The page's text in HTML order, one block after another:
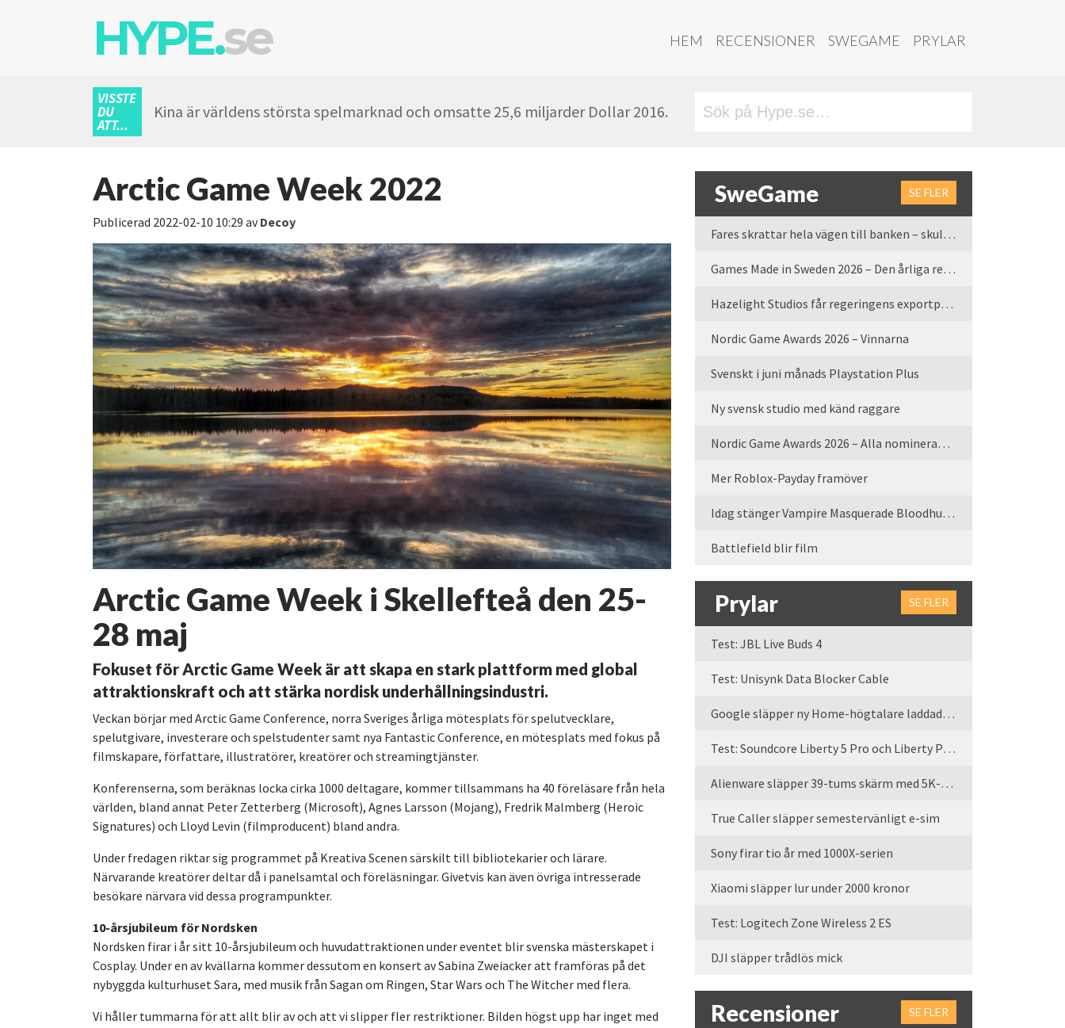
HYPE.se HEM RECENSIONER SWEGAME PRYLAR
VISSTE
DU
ATT...
Kina är världens största spelmarknad och omsatte 25,6 miljarder Dollar 2016.
Arctic Game Week 2022
Publicerad 2022-02-10 10:29 avDecoy
Arctic Game Week i Skellefteå den 25-
28 maj
Fokuset för Arctic Game Week är att skapa en stark plattform med global
attraktionskraft och att stärka nordisk underhållningsindustri.
Veckan börjar med Arctic Game Conference, norra Sveriges årliga mötesplats för spelutvecklare,
spelutgivare, investerare och spelstudenter samt nya Fantastic Conference, en mötesplats med fokus på
filmskapare, författare, illustratörer, kreatörer och streamingtjänster.
Konferenserna, som beräknas locka cirka 1000 deltagare, kommer tillsammans ha 40 föreläsare från hela
världen, bland annat Peter Zetterberg (Microsoft), Agnes Larsson (Mojang), Fredrik Malmberg (Heroic
Signatures) och Lloyd Levin (filmproducent) bland andra.
Under fredagen riktar sig programmet på Kreativa Scenen särskilt till bibliotekarier och lärare.
Närvarande kreatörer deltar då i panelsamtal och föreläsningar. Givetvis kan även övriga intresserade
besökare närvara vid dessa programpunkter.
10-årsjubileum för Nordsken
Nordsken firar i år sitt 10-årsjubileum och huvudattraktionen under eventet blir svenska mästerskapet i
Cosplay. Under en av kvällarna kommer dessutom en konsert av Sabina Zweiacker att framföras på det
nybyggda kulturhuset Sara, med musik från Sagan om Ringen, Star Wars och The Witcher med flera.
Vi håller tummarna för att allt blir av och att vi slipper fler restriktioner. Bilden högst upp har inget med
SweGame SE FLER
Fares skrattar hela vägen till banken – skulle vi tro
Games Made in Sweden 2026 – Den årliga rean är tillbaka
Hazelight Studios får regeringens exportpris 2025
Nordic Game Awards 2026 – Vinnarna
Svenskt i juni månads Playstation Plus
Ny svensk studio med känd raggare
Nordic Game Awards 2026 – Alla nominerade spel
Mer Roblox-Payday framöver
Idag stänger Vampire Masquerade Bloodhunt servrarna
Battlefield blir film
Prylar SE FLER
Test: JBL Live Buds 4
Test: Unisynk Data Blocker Cable
Google släpper ny Home-högtalare laddad med Gemini
Test: Soundcore Liberty 5 Pro och Liberty Pro Max
Alienware släpper 39-tums skärm med 5K-upplösning
True Caller släpper semestervänligt e-sim
Sony firar tio år med 1000X-serien
Xiaomi släpper lur under 2000 kronor
Test: Logitech Zone Wireless 2 ES
DJI släpper trådlös mick
Recensioner SE FLER